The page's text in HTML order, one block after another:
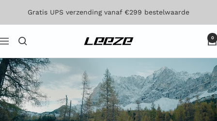
inhoud
Gratis UPS verzending vanaf €299 bestelwaarde
Navigatie Leeze 0